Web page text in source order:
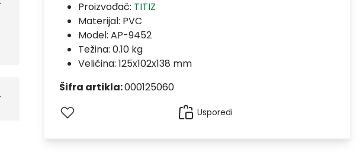
Proizvođač: TITIZ
Materijal: PVC
Model: AP-9452
Težina: 0.10 kg
Veličina: 125x102x138 mm
Šifra artikla:000125060
Usporedi